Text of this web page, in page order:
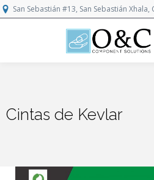
San Sebastián #13, San Sebastián Xhala,
Cintas de Kevlar